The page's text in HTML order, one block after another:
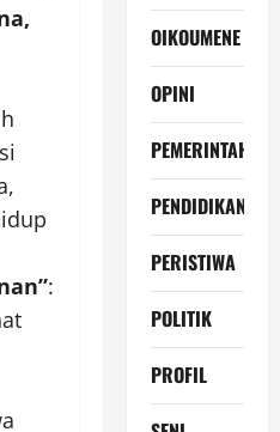
:
OIKOUMENE
OPINI
PEMERINTAH
PENDIDIKAN
PERISTIWA
POLITIK
PROFIL